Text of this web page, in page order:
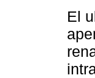
El